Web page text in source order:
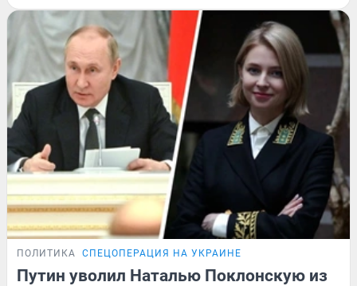
ПОЛИТИКА СПЕЦОПЕРАЦИЯ НА УКРАИНЕ
Путин уволил Наталью Поклонскую из